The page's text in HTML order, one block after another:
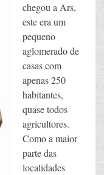
chegou a Ars,
este era um
pequeno
aglomerado de
casas com
apenas 250
habitantes,
quase todos
agricultores.
Como a maior
parte das
localidades